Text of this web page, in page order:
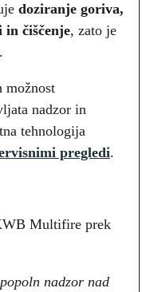
doziranje goriva,
in čiščenje, zato je
možnost
nadzor in
tehnologija
pregledi.
nadzor nad